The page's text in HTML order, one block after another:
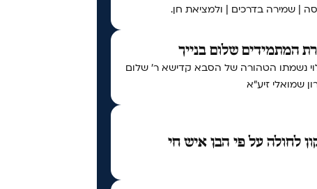
| שמירה בדרכים | ולמציאת חן.
המתמידים שלום בנייך
נשמתו הטהורה של הסבא קדישא ר' שלום
שמואלי זיע"א
לחולה על פי הבן איש חי